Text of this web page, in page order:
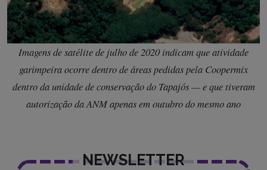
Imagens de satélite de julho de 2020 indicam que atividade
garimpeira ocorre dentro de áreas pedidas pela Coopermix
dentro da unidade de conservação do Tapajós — e que tiveram
autorização da ANM apenas em outubro do mesmo ano
NEWSLETTER